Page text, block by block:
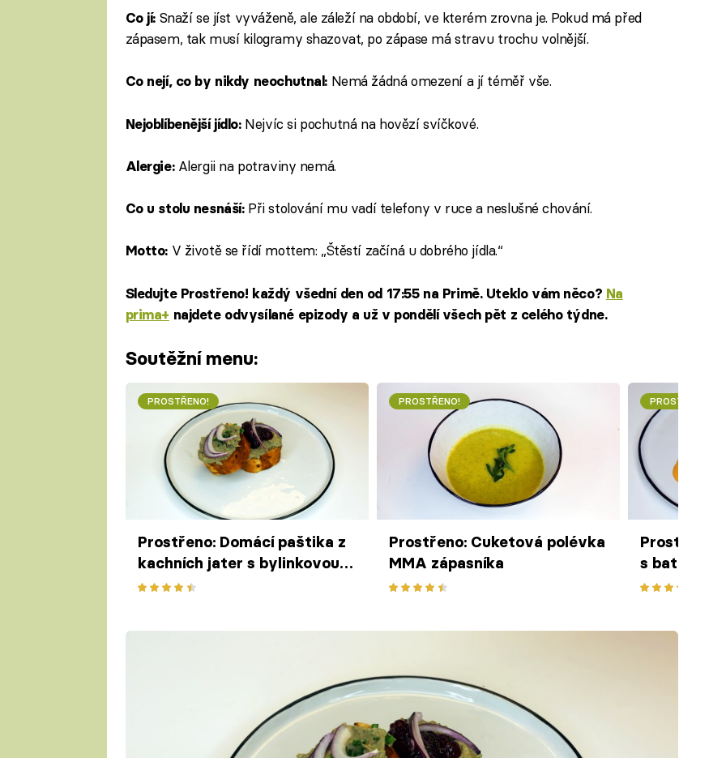
Co jí:Snaží se jíst vyváženě, ale záleží na období, ve kterém zrovna je. Pokud má před
zápasem, tak musí kilogramy shazovat, po zápase má stravu trochu volnější.
Co nejí, co by nikdy neochutnal: Nemá žádná omezení a jí téměř vše.
Nejoblíbenější jídlo: Nejvíc si pochutná na hovězí svíčkové.
Alergie: Alergii na potraviny nemá.
Co u stolu nesnáší:Při stolování mu vadí telefony v ruce a neslušné chování.
Motto: V životě se řídí mottem: „Štěstí začíná u dobrého jídla.“
Sledujte Prostřeno! každý všední den od 17:55 na Primě. Uteklo vám něco? Na
prima+ najdete odvysílané epizody a už v pondělí všech pět z celého týdne.
Soutěžní menu:
PROSTŘENO!
Prostřeno: Domácí paštika z
kachních jater s bylinkovou
bagetou
PROSTŘENO!
Prostřeno: Cuketová polévka
MMA zápasníka
PROSTŘENO!
Prostřeno:
s batáty